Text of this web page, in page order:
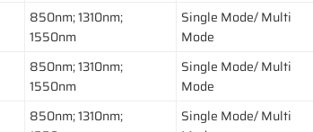
850nm; 1310nm;
1550nm
Single Mode/ Multi
Mode
850nm; 1310nm;
1550nm
Single Mode/ Multi
Mode
850nm; 1310nm;
Single Mode/ Multi